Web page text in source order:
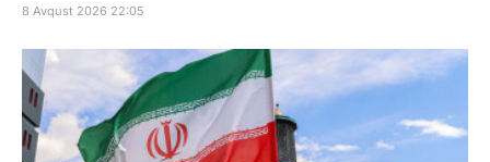
8 Avqust 2026 22:05